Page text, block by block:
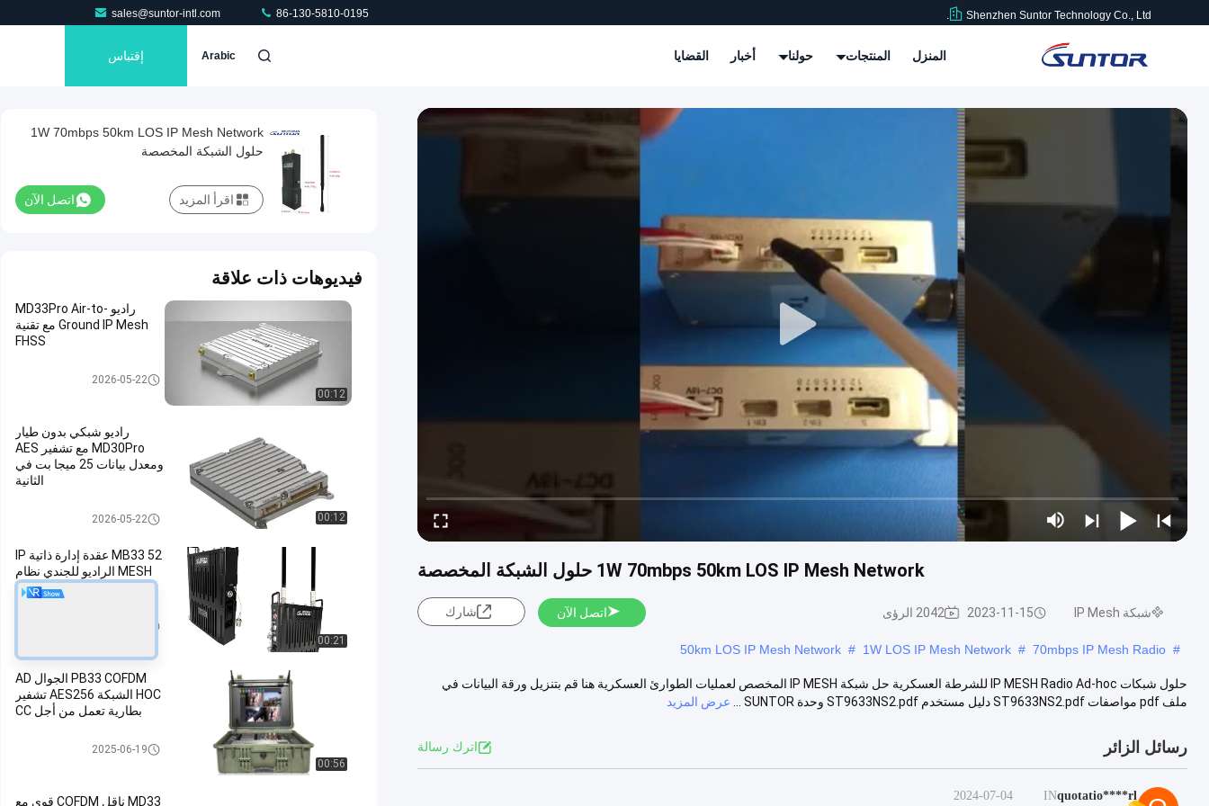
Shenzhen Suntor Technology Co., Ltd.
sales@suntor-intl.com 86-130-5810-0195
المنزل المنتجات حولنا أخبار القضايا Arabic إقتباس
1W 70mbps 50km LOS IP Mesh Network حلول الشبكة المخصصة
شبكة IP Mesh 2023-11-15 2042 الرؤى اتصل الآن شارك
#
70mbps IP Mesh Radio
#
1W LOS IP Mesh Network
#
50km LOS IP Mesh Network
حلول شبكات IP MESH Radio Ad-hoc للشرطة العسكرية حل شبكة IP MESH المخصص لعمليات الطوارئ العسكرية هنا قم بتنزيل ورقة البيانات في
ملف pdf مواصفات ST9633NS2.pdf دليل مستخدم ST9633NS2.pdf وحدة SUNTOR ...
عرض المزيد
رسائل الزائر اترك رسالة
quotatio****rl
IN
2024-07-04
1W 70mbps 50km LOS IP Mesh Network
حلول الشبكة المخصصة
اتصل الآن اقرأ المزيد
فيديوهات ذات علاقة
00:12
راديو MD33Pro Air-to-
Ground IP Mesh مع تقنية
FHSS
2026-05-22
00:12
راديو شبكي بدون طيار
MD30Pro مع تشفير AES
ومعدل بيانات 25 ميجا بت في
الثانية
2026-05-22
00:21
MB33 52 عقدة إدارة ذاتية IP
MESH الراديو للجندي نظام
Manpack
00:56
PB33 COFDM الجوال AD
HOC الشبكة AES256 تشفير
بطارية تعمل من أجل CC
2025-06-19
MD33 ناقل COFDM قوي مع